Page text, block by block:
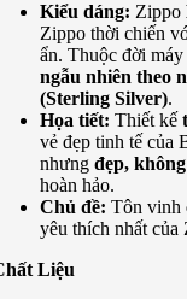
Kiểu dáng: Zippo
Zippo thời chiến
ẩn. Thuộc đời
ngẫu nhiên theo
(Sterling Silver).
Họa tiết: Thiết kế
vẻ đẹp tinh tế của
nhưng đẹp,
hoàn hảo.
Chủ đề: Tôn vinh
yêu thích nhất của
Liệu